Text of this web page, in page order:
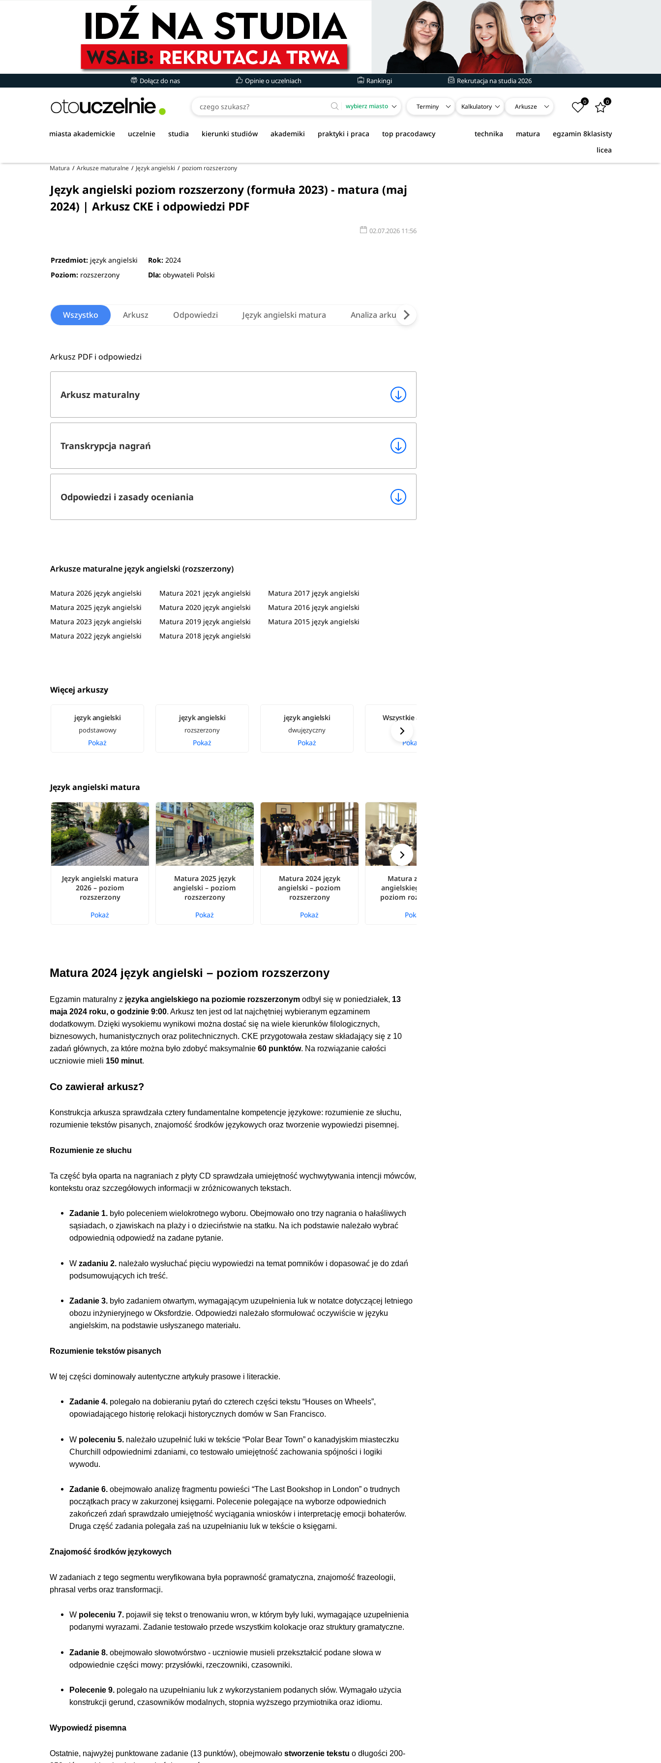
Dołącz do nas Opinie o uczelniach Rankingi Rekrutacja na studia 2026
wybierz miasto Terminy Kalkulatory Arkusze
0 0
miasta akademickie uczelnie studia kierunki studiów akademiki praktyki i praca top pracodawcy egzamin 8klasisty
matura
technika
licea
Matura Arkusze maturalne Język angielski poziom rozszerzony
Język angielski poziom rozszerzony (formuła 2023) - matura (maj
2024) | Arkusz CKE i odpowiedzi PDF
02.07.2026 11:56
Przedmiot: język angielski Rok: 2024
Poziom: rozszerzony Dla: obywateli Polski
Wszystko Arkusz Odpowiedzi Język angielski matura Analiza arkusza
Arkusz PDF i odpowiedzi
Arkusz maturalny
Transkrypcja nagrań
Odpowiedzi i zasady oceniania
Arkusze maturalne język angielski (rozszerzony)
Matura 2026 język angielski
Matura 2025 język angielski
Matura 2023 język angielski
Matura 2022 język angielski
Matura 2021 język angielski
Matura 2020 język angielski
Matura 2019 język angielski
Matura 2018 język angielski
Matura 2017 język angielski
Matura 2016 język angielski
Matura 2015 język angielski
Więcej arkuszy
język angielski
podstawowy
Pokaż
język angielski
rozszerzony
Pokaż
język angielski
dwujęzyczny
Pokaż
Wszystkie arkusze
Pokaż
Język angielski matura
Język angielski matura
2026 – poziom
rozszerzony
Pokaż
Matura 2025 język
angielski – poziom
rozszerzony
Pokaż
Matura 2024 język
angielski – poziom
rozszerzony
Pokaż
Matura z języka
angielskiego 2023 –
poziom rozszerzony
Pokaż
Matura 2024 język angielski – poziom rozszerzony
Egzamin maturalny z języka angielskiego na poziomie rozszerzonym odbył się w poniedziałek, 13
maja 2024 roku, o godzinie 9:00. Arkusz ten jest od lat najchętniej wybieranym egzaminem
dodatkowym. Dzięki wysokiemu wynikowi można dostać się na wiele kierunków filologicznych,
biznesowych, humanistycznych oraz politechnicznych. CKE przygotowała zestaw składający się z 10
zadań głównych, za które można było zdobyć maksymalnie 60 punktów. Na rozwiązanie całości
uczniowie mieli 150 minut.
Co zawierał arkusz?
Konstrukcja arkusza sprawdzała cztery fundamentalne kompetencje językowe: rozumienie ze słuchu,
rozumienie tekstów pisanych, znajomość środków językowych oraz tworzenie wypowiedzi pisemnej.
Rozumienie ze słuchu
Ta część była oparta na nagraniach z płyty CD sprawdzała umiejętność wychwytywania intencji mówców,
kontekstu oraz szczegółowych informacji w zróżnicowanych tekstach.
Zadanie 1. było poleceniem wielokrotnego wyboru. Obejmowało ono trzy nagrania o hałaśliwych
sąsiadach, o zjawiskach na plaży i o dzieciństwie na statku. Na ich podstawie należało wybrać
odpowiednią odpowiedź na zadane pytanie.
W zadaniu 2. należało wysłuchać pięciu wypowiedzi na temat pomników i dopasować je do zdań
podsumowujących ich treść.
Zadanie 3. było zadaniem otwartym, wymagającym uzupełnienia luk w notatce dotyczącej letniego
obozu inżynieryjnego w Oksfordzie. Odpowiedzi należało sformułować oczywiście w języku
angielskim, na podstawie usłyszanego materiału.
Rozumienie tekstów pisanych
W tej części dominowały autentyczne artykuły prasowe i literackie.
Zadanie 4. polegało na dobieraniu pytań do czterech części tekstu “Houses on Wheels”,
opowiadającego historię relokacji historycznych domów w San Francisco.
W poleceniu 5. należało uzupełnić luki w tekście “Polar Bear Town” o kanadyjskim miasteczku
Churchill odpowiednimi zdaniami, co testowało umiejętność zachowania spójności i logiki
wywodu.
Zadanie 6. obejmowało analizę fragmentu powieści “The Last Bookshop in London” o trudnych
początkach pracy w zakurzonej księgarni. Polecenie polegające na wyborze odpowiednich
zakończeń zdań sprawdzało umiejętność wyciągania wniosków i interpretację emocji bohaterów.
Druga część zadania polegała zaś na uzupełnianiu luk w tekście o księgarni.
Znajomość środków językowych
W zadaniach z tego segmentu weryfikowana była poprawność gramatyczna, znajomość frazeologii,
phrasal verbs oraz transformacji.
W poleceniu 7. pojawił się tekst o trenowaniu wron, w którym były luki, wymagające uzupełnienia
podanymi wyrazami. Zadanie testowało przede wszystkim kolokacje oraz struktury gramatyczne.
Zadanie 8. obejmowało słowotwórstwo - uczniowie musieli przekształcić podane słowa w
odpowiednie części mowy: przysłówki, rzeczowniki, czasowniki.
Polecenie 9. polegało na uzupełnianiu luk z wykorzystaniem podanych słów. Wymagało użycia
konstrukcji gerund, czasowników modalnych, stopnia wyższego przymiotnika oraz idiomu.
Wypowiedź pisemna
Ostatnie, najwyżej punktowane zadanie (13 punktów), obejmowało stworzenie tekstu o długości 200-